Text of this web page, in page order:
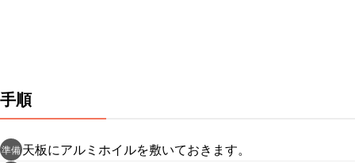
手順
準備 天板にアルミホイルを敷いておきます。